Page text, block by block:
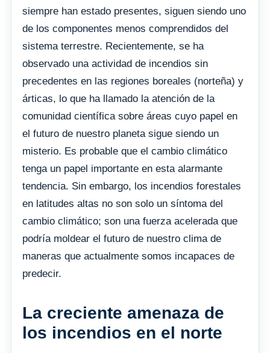
siempre han estado presentes, siguen siendo uno
de los componentes menos comprendidos del
sistema terrestre. Recientemente, se ha
observado una actividad de incendios sin
precedentes en las regiones boreales (norteña) y
árticas, lo que ha llamado la atención de la
comunidad científica sobre áreas cuyo papel en
el futuro de nuestro planeta sigue siendo un
misterio. Es probable que el cambio climático
tenga un papel importante en esta alarmante
tendencia. Sin embargo, los incendios forestales
en latitudes altas no son solo un síntoma del
cambio climático; son una fuerza acelerada que
podría moldear el futuro de nuestro clima de
maneras que actualmente somos incapaces de
predecir.
La creciente amenaza de
los incendios en el norte